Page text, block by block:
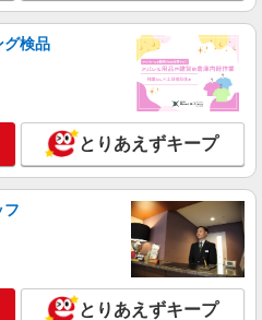
詳細を見る
長沼店
・アドバイザースタッフ
制度あり・
当社規定あり ※アルバイト除
詳細を見る
グ検品
とりあえずキープ
フ
とりあえずキープ